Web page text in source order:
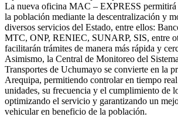
La nueva oficina MAC – EXPRESS permitirá
la población mediante la descentralización y
diversos servicios del Estado, entre ellos:
MTC, ONP, RENIEC, SUNARP, SIS, entre
facilitarán trámites de manera más rápida y
Asimismo, la Central de Monitoreo del
Transportes de Uchumayo se convierte en la
Arequipa, permitiendo controlar en tiempo
unidades, su frecuencia y el cumplimiento de
optimizando el servicio y garantizando un
vehicular en beneficio de la población.